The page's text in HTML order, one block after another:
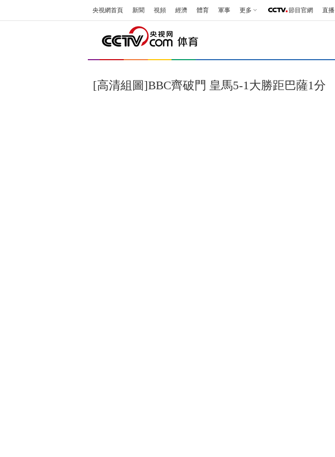
央視網首頁 新聞 視頻 經濟 體育 軍事 更多 節目官網 直播
[高清組圖]BBC齊破門 皇馬5-1大勝距巴薩1分